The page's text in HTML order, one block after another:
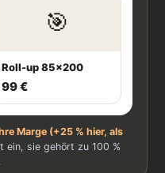
🎯
Roll-up 85×200
99 €
Marge (+25 % hier, als
ein, sie gehört zu 100 %